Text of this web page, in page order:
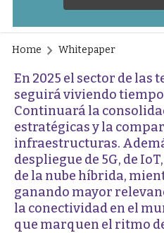
Home Whitepaper
En 2025 el sector de las
seguirá viviendo
Continuará la
estratégicas y la
infraestructuras.
despliegue de 5G, de
de la nube híbrida,
ganando mayor
la conectividad en el
que marquen el ritmo